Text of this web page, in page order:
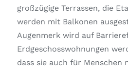
großzügige Terrassen, die
werden mit Balkonen
Augenmerk wird auf
Erdgeschosswohnungen
dass sie auch für Menschen